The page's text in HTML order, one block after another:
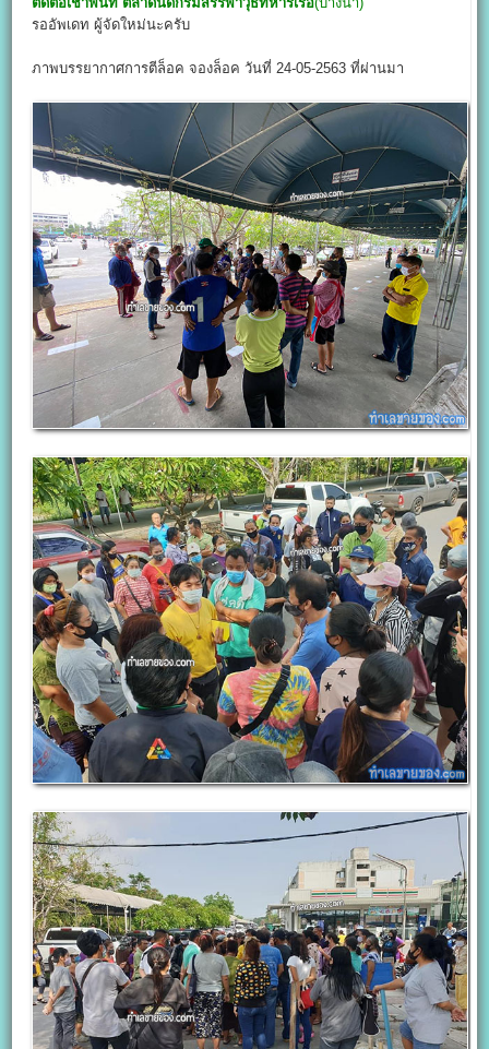
รออัพเดท ผู้จัดใหม่นะครับ
ภาพบรรยากาศการตีล็อค จองล็อค วันที่ 24-05-2563 ที่ผ่านมา